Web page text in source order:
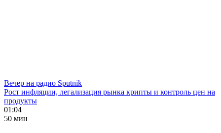
Вечер на радио Sputnik
Рост инфляции, легализация рынка крипты и контроль цен на
продукты
01:04
50 мин